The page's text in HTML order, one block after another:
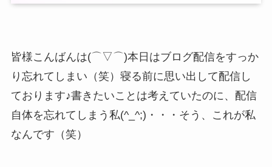
皆様こんばんは(⌒▽⌒)本日はブログ配信をすっか
り忘れてしまい（笑）寝る前に思い出して配信し
ております♪書きたいことは考えていたのに、配信
自体を忘れてしまう私(^_^;)・・・そう、これが私
なんです（笑）